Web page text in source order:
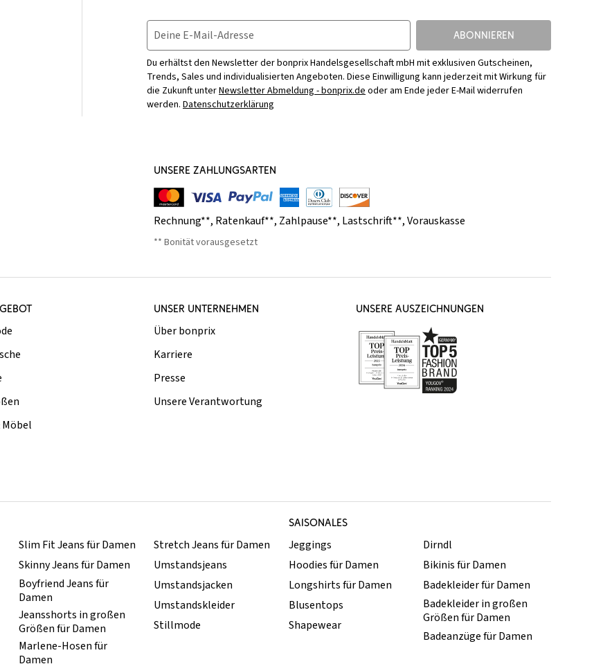
Deine E-Mail-Adresse ABONNIEREN
Du erhältst den Newsletter der bonprix Handelsgesellschaft mbH mit exklusiven Gutscheinen,
Trends, Sales und individualisierten Angeboten. Diese Einwilligung kann jederzeit mit Wirkung für
die Zukunft unterNewsletter Abmeldung - bonprix.deoder am Ende jeder E-Mail widerrufen
werden. Datenschutzerklärung
UNSERE ZAHLUNGSARTEN
Rechnung**, Ratenkauf**, Zahlpause**, Lastschrift**,Vorauskasse
** Bonität vorausgesetzt
UNSER UNTERNEHMEN
Über bonprix
Karriere
Presse
Unsere Verantwortung
UNSERE AUSZEICHNUNGEN
SAISONALES
Slim Fit Jeans für Damen
Skinny Jeans für Damen
Boyfriend Jeans für
Damen
Jeansshorts in großen
Größen für Damen
Marlene-Hosen für
Damen
Stretch Jeans für Damen
Umstandsjeans
Umstandsjacken
Umstandskleider
Stillmode
Jeggings
Hoodies für Damen
Longshirts für Damen
Blusentops
Shapewear
Dirndl
Bikinis für Damen
Badekleider für Damen
Badekleider in großen
Größen für Damen
Badeanzüge für Damen